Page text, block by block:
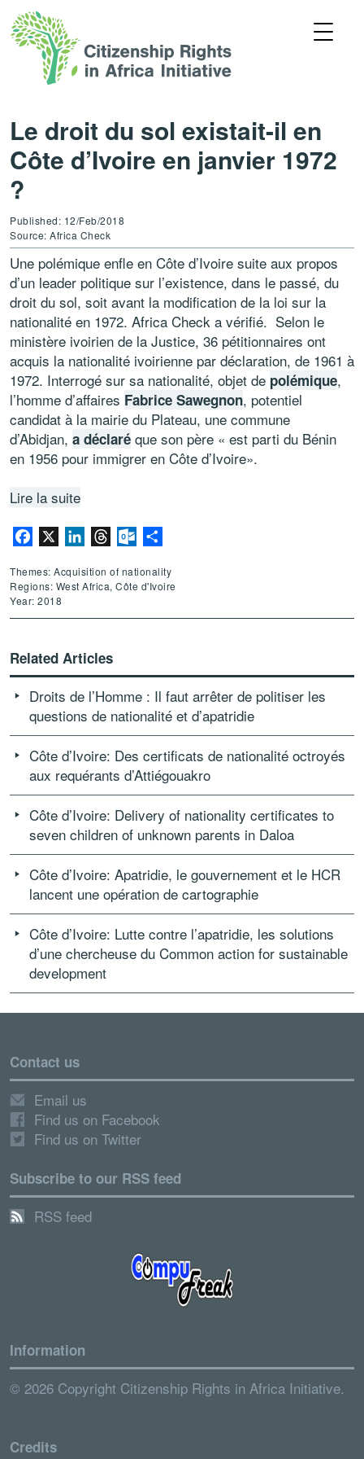
Le droit du sol existait-il en
Côte d’Ivoire en janvier 1972
?
Published: 12/Feb/2018
Source: Africa Check
Une polémique enfle en Côte d’Ivoire suite aux propos
d’un leader politique sur l’existence, dans le passé, du
droit du sol, soit avant la modification de la loi sur la
nationalité en 1972. Africa Check a vérifié. Selon le
ministère ivoirien de la Justice, 36 pétitionnaires ont
acquis la nationalité ivoirienne par déclaration, de 1961 à
1972. Interrogé sur sa nationalité, objet de polémique,
l’homme d’affaires Fabrice Sawegnon, potentiel
candidat à la mairie du Plateau, une commune
d’Abidjan, a déclaré que son père « est parti du Bénin
en 1956 pour immigrer en Côte d’Ivoire».
Lire la suite
Facebook LinkedInThreadsOutlook.com
Themes: Acquisition of nationality
Regions: West Africa, Côte d'Ivoire
Year: 2018
Related Articles
Droits de l’Homme : Il faut arrêter de politiser les
questions de nationalité et d’apatridie
Côte d’Ivoire: Des certificats de nationalité octroyés
aux requérants d’Attiégouakro
Côte d’Ivoire: Delivery of nationality certificates to
seven children of unknown parents in Daloa
Côte d’Ivoire: Apatridie, le gouvernement et le HCR
lancent une opération de cartographie
Côte d’Ivoire: Lutte contre l’apatridie, les solutions
d’une chercheuse du Common action for sustainable
development
Contact us
Email us
Find us on Facebook
Find us on Twitter
Subscribe to our RSS feed
RSS feed
Information
© 2026 Copyright Citizenship Rights in Africa Initiative.
Credits